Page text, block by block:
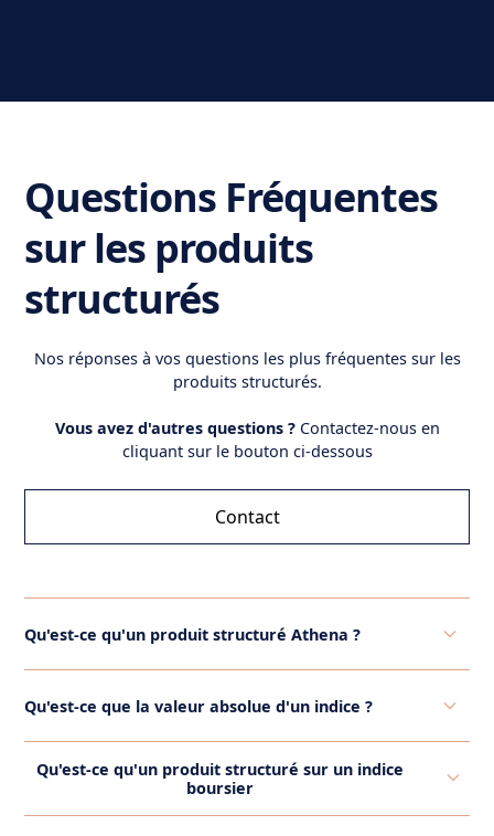
Questions Fréquentes
sur les produits
structurés
Nos réponses à vos questions les plus fréquentes sur les
produits structurés.
Vous avez d'autres questions ? Contactez-nous en
cliquant sur le bouton ci-dessous
Contact
Qu'est-ce qu'un produit structuré Athena ?
produit structuré. Contrairement aux produits
structurés plus traditionnels, tels que les produits
Phoenix où les coupons éventuels sont détachés
périodiquement (par exemple, semestriellement ou
annuellement), dans un produit Athena, ces coupons
Qu'est-ce que la valeur absolue d'un indice ?
généralement au niveau numérique réel de l'indice à
Qu'est-ce qu'un produit structuré sur un indice
boursier